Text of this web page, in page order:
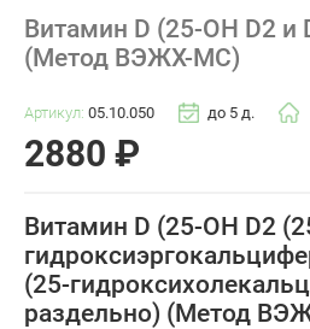
Витамин D (25-OH D2 и
(Метод ВЭЖХ-МС)
Артикул: 05.10.050 до 5 д.
2880 ₽
Витамин D (25-OH D2
(25-
раздельно) (Метод